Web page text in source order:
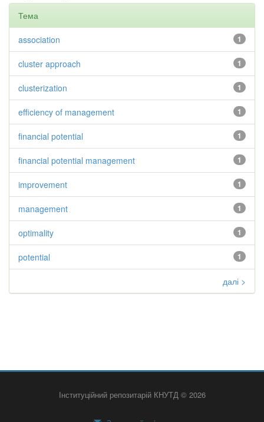
Тема
1
association
1
cluster approach
1
clusterization
1
efficiency of management
1
financial potential
1
financial potential management
1
improvement
1
management
1
optimality
1
potential
далі >
Інституційний репозитарій КНУТД © 2026